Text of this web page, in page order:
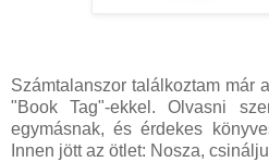
Számtalanszor találkoztam már
"Book Tag"-ekkel. Olvasni
egymásnak, és érdekes
Innen jött az ötlet: Nosza,